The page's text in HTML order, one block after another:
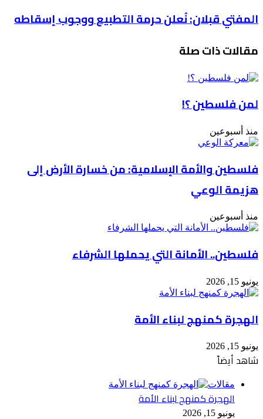
المفتي
قبلان:
حرمة
إسقاطه
المفتي قبلان: نُعلن حرمة التطبيع ووجوب إسقاطه
مقالات ذات صلة
لمن فلسطين ؟!
منذ أسبوعين
فلسطين والأمة الإسلامية: من خسارة الأرض إلى
هزيمة الوعي
منذ أسبوعين
فلسطين.. الأمانة التي يحملها الشرفاء
يونيو 15, 2026
الهجرة كمنهج لبناء الأمة
يونيو 15, 2026
شاهد أيضاً
مقالات
الهجرة كمنهج لبناء الأمة
يونيو 15, 2026